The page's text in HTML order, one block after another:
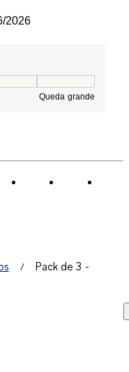
2026
Queda grande
Pack de 3 -